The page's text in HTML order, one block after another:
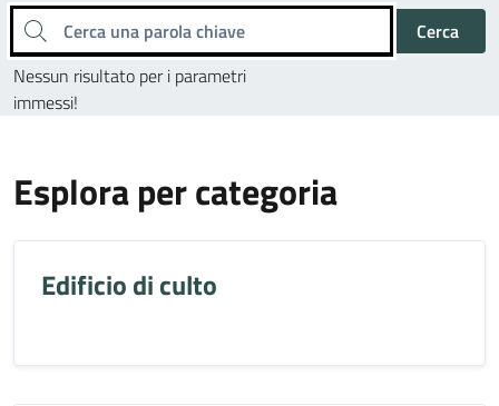
Cerca una parola chiave
Cerca
Nessun risultato per i parametri
immessi!
Esplora per categoria
Edificio di culto